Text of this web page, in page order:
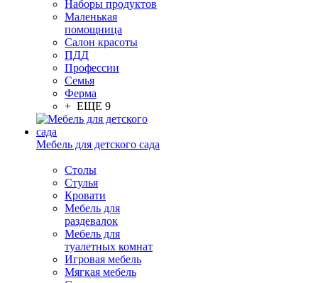
Наборы продуктов
Маленькая
помощница
Салон красоты
ПДД
Профессии
Семья
Ферма
+ ЕЩЕ 9
Мебель для детского сада
Столы
Cтулья
Кровати
Мебель для
раздевалок
Мебель для
туалетных комнат
Игровая мебель
Мягкая мебель